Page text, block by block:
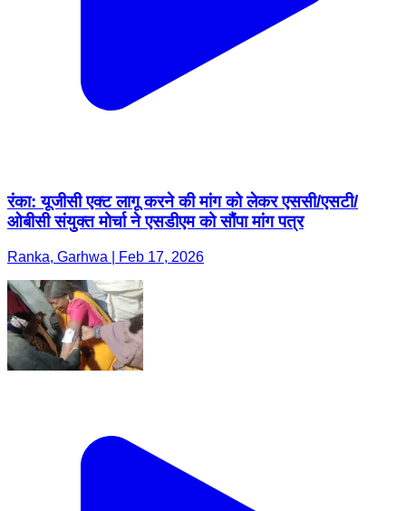
रंका: यूजीसी एक्ट लागू करने की मांग को लेकर एससी/एसटी/
ओबीसी संयुक्त मोर्चा ने एसडीएम को सौंपा मांग पत्र
Ranka, Garhwa | Feb 17, 2026